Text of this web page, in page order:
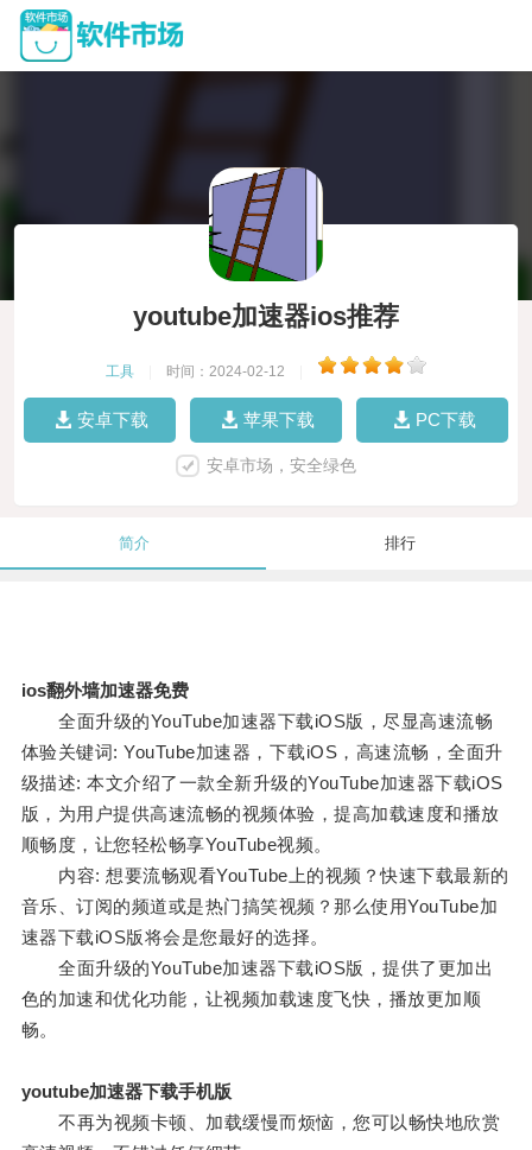
youtube加速器ios推荐
工具 时间：2024-02-12
安卓下载 苹果下载 PC下载
安卓市场，安全绿色
简介 排行
ios翻外墙加速器免费
全面升级的YouTube加速器下载iOS版，尽显高速流畅
体验关键词: YouTube加速器，下载iOS，高速流畅，全面升
级描述: 本文介绍了一款全新升级的YouTube加速器下载iOS
版，为用户提供高速流畅的视频体验，提高加载速度和播放
顺畅度，让您轻松畅享YouTube视频。
内容: 想要流畅观看YouTube上的视频？快速下载最新的
音乐、订阅的频道或是热门搞笑视频？那么使用YouTube加
速器下载iOS版将会是您最好的选择。
全面升级的YouTube加速器下载iOS版，提供了更加出
色的加速和优化功能，让视频加载速度飞快，播放更加顺
畅。
youtube加速器下载手机版
不再为视频卡顿、加载缓慢而烦恼，您可以畅快地欣赏